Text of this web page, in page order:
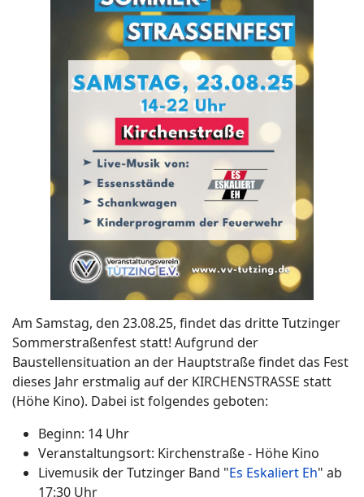
Am Samstag, den 23.08.25, findet das dritte Tutzinger
Sommerstraßenfest statt! Aufgrund der
Baustellensituation an der Hauptstraße findet das Fest
dieses Jahr erstmalig auf der KIRCHENSTRASSE statt
(Höhe Kino). Dabei ist folgendes geboten:
Beginn: 14 Uhr
Veranstaltungsort: Kirchenstraße - Höhe Kino
Livemusik der Tutzinger Band "Es Eskaliert Eh" ab
17:30 Uhr